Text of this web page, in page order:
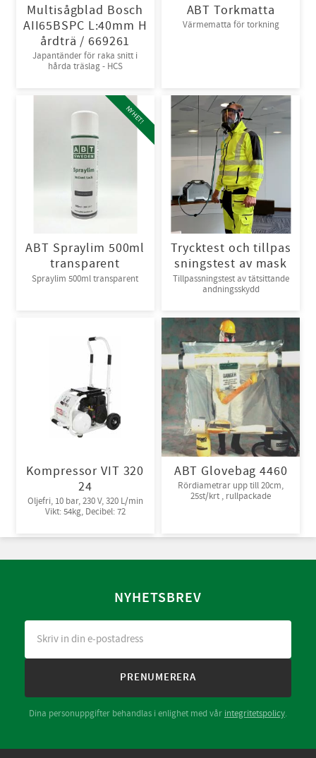
Multisågblad Bosch
AII65BSPC L:40mm H
årdträ / 669261
Japantänder för raka snitt i
hårda träslag - HCS
ABT Torkmatta
Värmematta för torkning
ABT Spraylim 500ml
transparent
Spraylim 500ml transparent
NYHET!
Trycktest och tillpas
sningstest av mask
Tillpassningstest av tätsittande
andningsskydd
Kompressor VIT 320
24
Oljefri, 10 bar, 230 V, 320 L/min
Vikt: 54kg, Decibel: 72
ABT Glovebag 4460
Rördiametrar upp till 20cm,
25st/krt , rullpackade
NYHETSBREV
PRENUMERERA
Dina personuppgifter behandlas i enlighet med vår integritetspolicy.